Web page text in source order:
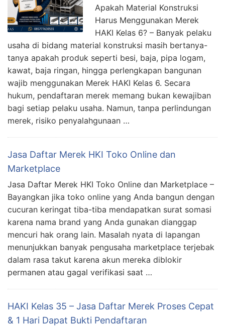
Apakah Material Konstruksi
Harus Menggunakan Merek
HAKI Kelas 6? – Banyak pelaku
usaha di bidang material konstruksi masih bertanya-
tanya apakah produk seperti besi, baja, pipa logam,
kawat, baja ringan, hingga perlengkapan bangunan
wajib menggunakan Merek HAKI Kelas 6. Secara
hukum, pendaftaran merek memang bukan kewajiban
bagi setiap pelaku usaha. Namun, tanpa perlindungan
merek, risiko penyalahgunaan …
Jasa Daftar Merek HKI Toko Online dan
Marketplace
Jasa Daftar Merek HKI Toko Online dan Marketplace –
Bayangkan jika toko online yang Anda bangun dengan
cucuran keringat tiba-tiba mendapatkan surat somasi
karena nama brand yang Anda gunakan dianggap
mencuri hak orang lain. Masalah nyata di lapangan
menunjukkan banyak pengusaha marketplace terjebak
dalam rasa takut karena akun mereka diblokir
permanen atau gagal verifikasi saat …
HAKI Kelas 35 – Jasa Daftar Merek Proses Cepat
& 1 Hari Dapat Bukti Pendaftaran